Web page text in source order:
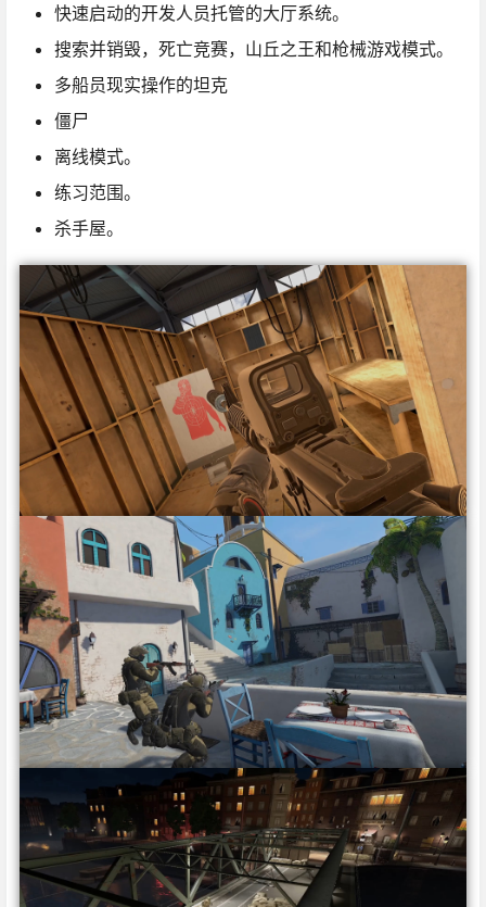
快速启动的开发人员托管的大厅系统。
搜索并销毁，死亡竞赛，山丘之王和枪械游戏模式。
多船员现实操作的坦克
僵尸
离线模式。
练习范围。
杀手屋。